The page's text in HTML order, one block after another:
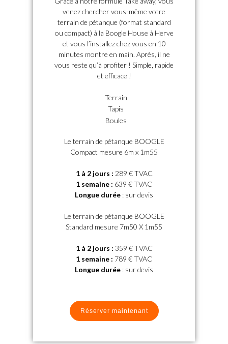
venez chercher vous-même votre
terrain de pétanque (format standard
ou compact) à la Boogle House à Herve
et vous l’installez chez vous en 10
minutes montre en main. Après, il ne
vous reste qu’à profiter ! Simple, rapide
et efficace !
Terrain
Tapis
Boules
Le terrain de pétanque BOOGLE
Compact mesure 6m x 1m55
1 à 2 jours : 289 € TVAC
1 semaine : 639 € TVAC
Longue durée : sur devis
Le terrain de pétanque BOOGLE
Standard mesure 7m50 X 1m55
1 à 2 jours : 359 € TVAC
1 semaine : 789 € TVAC
Longue durée : sur devis
Réserver maintenant